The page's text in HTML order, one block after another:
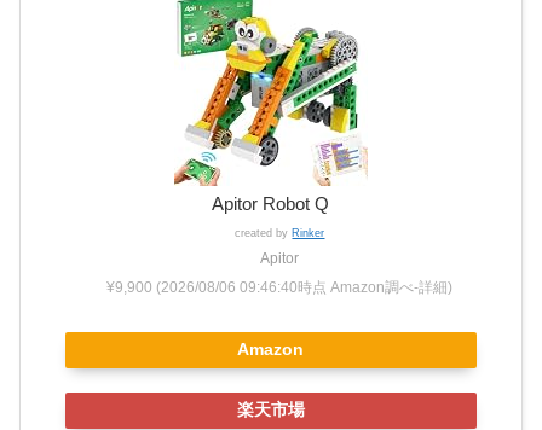
Apitor Robot Q
created by Rinker
Apitor
¥9,900 (2026/08/06 09:46:40時点 Amazon調べ-詳細)
Amazon
楽天市場